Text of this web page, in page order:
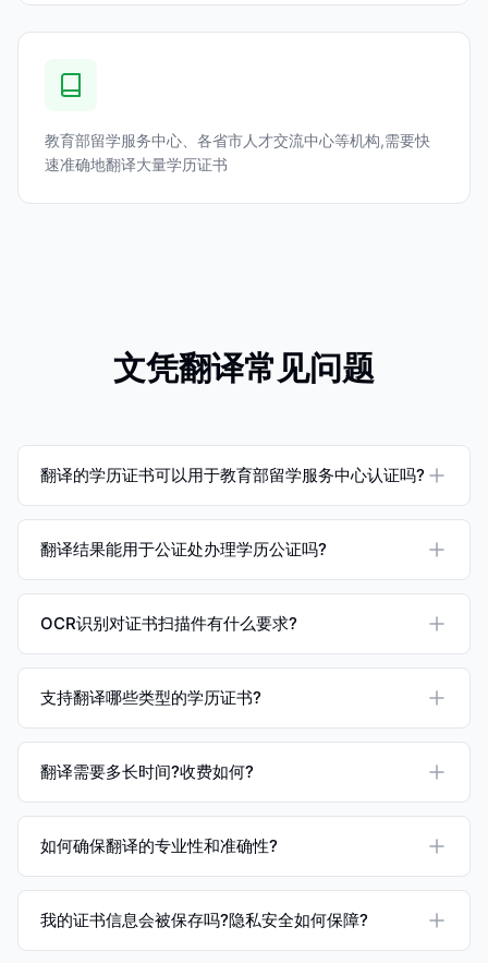
教育部留学服务中心、各省市人才交流中心等机构,需要快
速准确地翻译大量学历证书
文凭翻译常见问题
翻译的学历证书可以用于教育部留学服务中心认证吗?
翻译结果能用于公证处办理学历公证吗?
OCR识别对证书扫描件有什么要求?
支持翻译哪些类型的学历证书?
翻译需要多长时间?收费如何?
如何确保翻译的专业性和准确性?
我的证书信息会被保存吗?隐私安全如何保障?